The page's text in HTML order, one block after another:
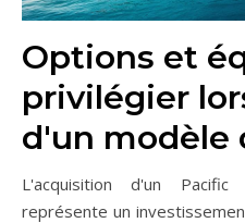
Options et
privilégier
d'un modèle
L'acquisition d'un
représente un